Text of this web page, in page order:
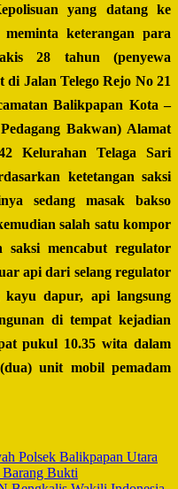
yang datang ke
keterangan para
28 tahun (penyewa
di Jalan Telego Rejo No 21
Balikpapan Kota –
Bakwan) Alamat
Kelurahan Telaga Sari
ketetangan saksi
sedang masak bakso
salah satu kompor
saksi mencabut regulator
api dari selang regulator
kayu dapur, api langsung
di tempat kejadian
pukul 10.35 wita dalam
unit mobil pemadam
Polsek Balikpapan Utara
Bukti